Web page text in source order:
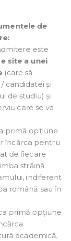
de
este
site a unei
(care să
candidatei și
de studiu) și
care se va
primă opțiune
încărca pentru
de fiecare
străină
indiferent
română sau în
primă opțiune
academică,